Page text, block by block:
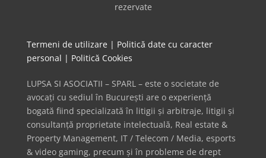
rezervate
Termeni de utilizare | Politică date cu caracter
personal | Politică Cookies
LUPSA SI ASOCIATII – SPARL – este o societate de
avocați cu sediul în București are o experiență
bogată fiind specializată în litigii și arbitraje, litigii și
consultanță proprietate intelectuală, Real estate &
Property Management, IT / Telecom / Media, esports
& video gaming, precum și în probleme de drept